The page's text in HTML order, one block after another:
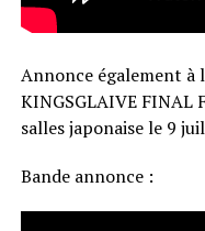
Annonce également à
KINGSGLAIVE FINAL
salles japonaise le 9
Bande annonce :